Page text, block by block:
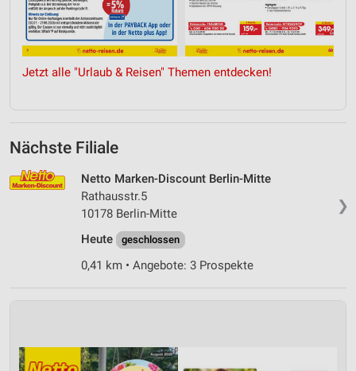
Jetzt alle "Urlaub & Reisen" Themen entdecken!
Nächste Filiale
❯
Netto Marken-Discount Berlin-Mitte
Rathausstr.5
10178 Berlin-Mitte
Heute
geschlossen
0,41 km • Angebote: 3 Prospekte